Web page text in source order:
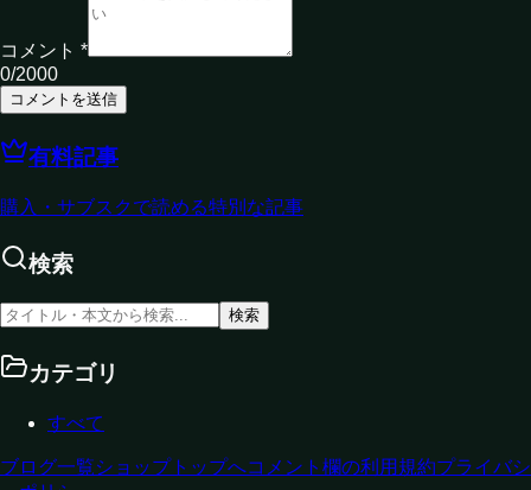
コメント *
0/2000
コメントを送信
有料記事
購入・サブスクで読める特別な記事
検索
検索
カテゴリ
すべて
ブログ一覧ショップトップへコメント欄の利用規約プライバシ